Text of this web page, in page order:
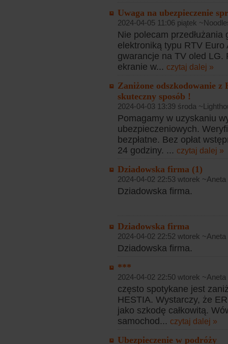
Uwaga na ubezpieczenie
2024-04-05 11:06 piątek
Nie polecam
elektroniką typu RTV Euro
gwarancje na TV oled LG.
ekranie w... czytaj dalej »
Zaniżone odszkodowanie z
skuteczny sposób !
2024-04-03 13:39 środa
Pomagamy w uzyskaniu
ubezpieczeniowych.
bezpłatne. Bez opłat
24 godziny. ... czytaj dalej »
Dziadowska firma (1)
2024-04-02 22:53 wtorek
Dziadowska firma.
Dziadowska firma
2024-04-02 22:52 wtorek
Dziadowska firma.
***
2024-04-02 22:50 wtorek
często spotykane jest
HESTIA. Wystarczy, że
jako szkodę całkowitą.
samochod... czytaj dalej »
Ubezpieczenie w podróży